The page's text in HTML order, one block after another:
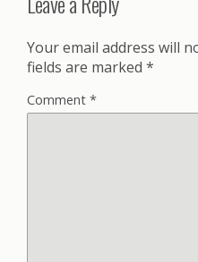
Your email address will
fields are marked *
Comment *